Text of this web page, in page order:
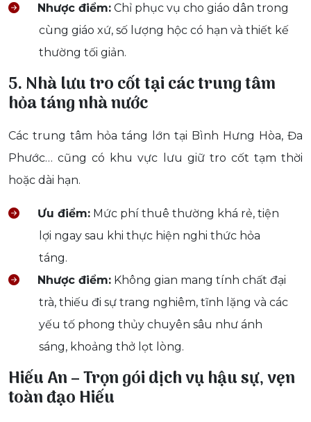
Nhược điểm: Chỉ phục vụ cho giáo dân trong
cùng giáo xứ, số lượng hộc có hạn và thiết kế
thường tối giản.
5. Nhà lưu tro cốt tại các trung tâm
hỏa táng nhà nước
Các trung tâm hỏa táng lớn tại Bình Hưng Hòa, Đa
Phước… cũng có khu vực lưu giữ tro cốt tạm thời
hoặc dài hạn.
Ưu điểm: Mức phí thuê thường khá rẻ, tiện
lợi ngay sau khi thực hiện nghi thức hỏa
táng.
Nhược điểm: Không gian mang tính chất đại
trà, thiếu đi sự trang nghiêm, tĩnh lặng và các
yếu tố phong thủy chuyên sâu như ánh
sáng, khoảng thở lọt lòng.
Hiếu An – Trọn gói dịch vụ hậu sự, vẹn
toàn đạo Hiếu